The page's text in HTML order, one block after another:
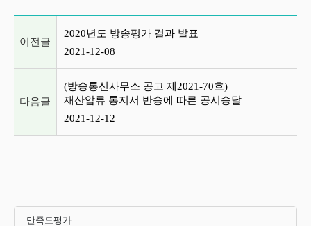
이전글
2020년도 방송평가 결과 발표
2021-12-08
다음글
(방송통신사무소 공고 제2021-70호)
재산압류 통지서 반송에 따른 공시송달
2021-12-12
만족도평가